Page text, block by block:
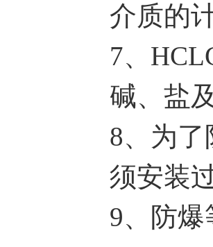
介质的
7、
碱、盐
8、为
须安装
9、防爆